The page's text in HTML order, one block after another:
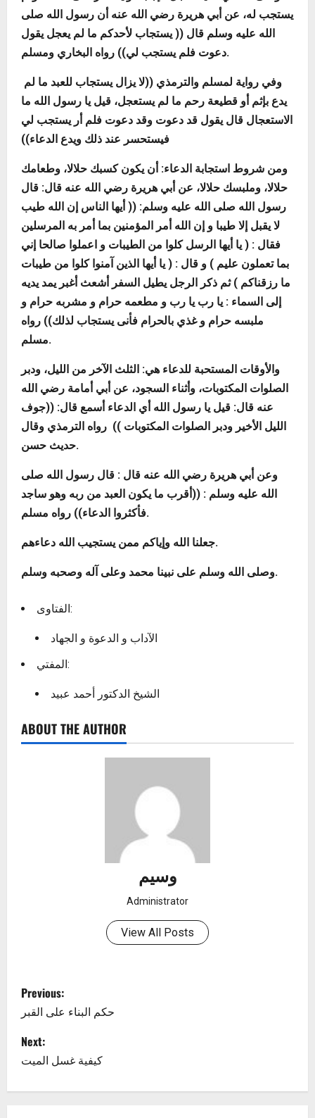
يستجب له، عن أبي هريرة رضي الله عنه أن رسول الله صلى
الله عليه وسلم قال (( يستجاب لأحدكم ما لم يعجل يقول
دعوت فلم يستجب لي)) رواه البخاري ومسلم.
وفي رواية لمسلم والترمذي ((لا يزال يستجاب للعبد ما لم
يدع بإثم أو قطيعة رحم ما لم يستعجل، قيل يا رسول الله ما
الاستعجال قال يقول قد دعوت وقد دعوت فلم أر يستجب لي
فيستحسر عند ذلك ويدع الدعاء))
ومن شروط استجابة الدعاء: أن يكون كسبك حلالا، وطعامك
حلالا، وملبسك حلالا، عن أبي هريرة رضي الله عنه قال: قال
رسول الله صلى الله عليه وسلم: (( أيها الناس إن الله طيب
لا يقبل إلا طيبا و إن الله أمر المؤمنين بما أمر به المرسلين
فقال : ( يا أيها الرسل كلوا من الطيبات و اعملوا صالحا إني
بما تعملون عليم ) و قال : ( يا أيها الذين آمنوا كلوا من طيبات
ما رزقناكم ) ثم ذكر الرجل يطيل السفر أشعث أغبر يمد يديه
إلى السماء : يا رب يا رب و مطعمه حرام و مشربه حرام و
ملبسه حرام و غذي بالحرام فأنى يستجاب لذلك)) رواه
مسلم.
والأوقات المستحبة للدعاء هي: الثلث الآخر من الليل، ودبر
الصلوات المكتوبات، وأثناء السجود، عن أبي أمامة رضي الله
عنه قال: قيل يا رسول الله أي الدعاء أسمع قال: ((جوف
الليل الأخير ودبر الصلوات المكتوبات )) رواه الترمذي وقال
حديث حسن.
وعن أبي هريرة رضي الله عنه قال : قال رسول الله صلى
الله عليه وسلم : (( أقرب ما يكون العبد من ربه وهو ساجد
فأكثروا الدعاء)) رواه مسلم.
جعلنا الله وإياكم ممن يستجيب الله دعاءهم.
وصلى الله وسلم على نبينا محمد وعلى آله وصحبه وسلم.
الفتاوى:
الآداب و الدعوة و الجهاد
المفتي:
الشيخ الدكتور أحمد عبيد
ABOUT THE AUTHOR
وسيم
Administrator
View All Posts
P
o
s
t
Previous:
حكم البناء على القبر
Next:
كيفية غسل الميت